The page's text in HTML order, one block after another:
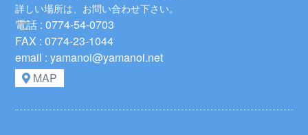
詳しい場所は、お問い合わせ下さい。
電話 : 0774-54-0703
FAX : 0774-23-1044
email : yamanoi@yamanoi.net
MAP